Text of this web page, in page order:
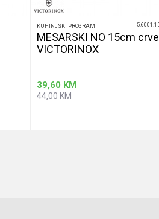
KUHINJSKI PROGRAM
MESARSKI NO 15cm
VICTORINOX
39,60 KM
44,00KM